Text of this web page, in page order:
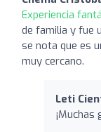
Experiencia
de familia y fue
se nota que es
muy cercano.
Leti
¡Muchas